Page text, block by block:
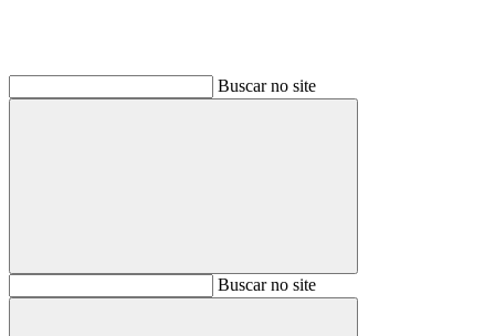
Buscar no site
BuscarBuscar no site